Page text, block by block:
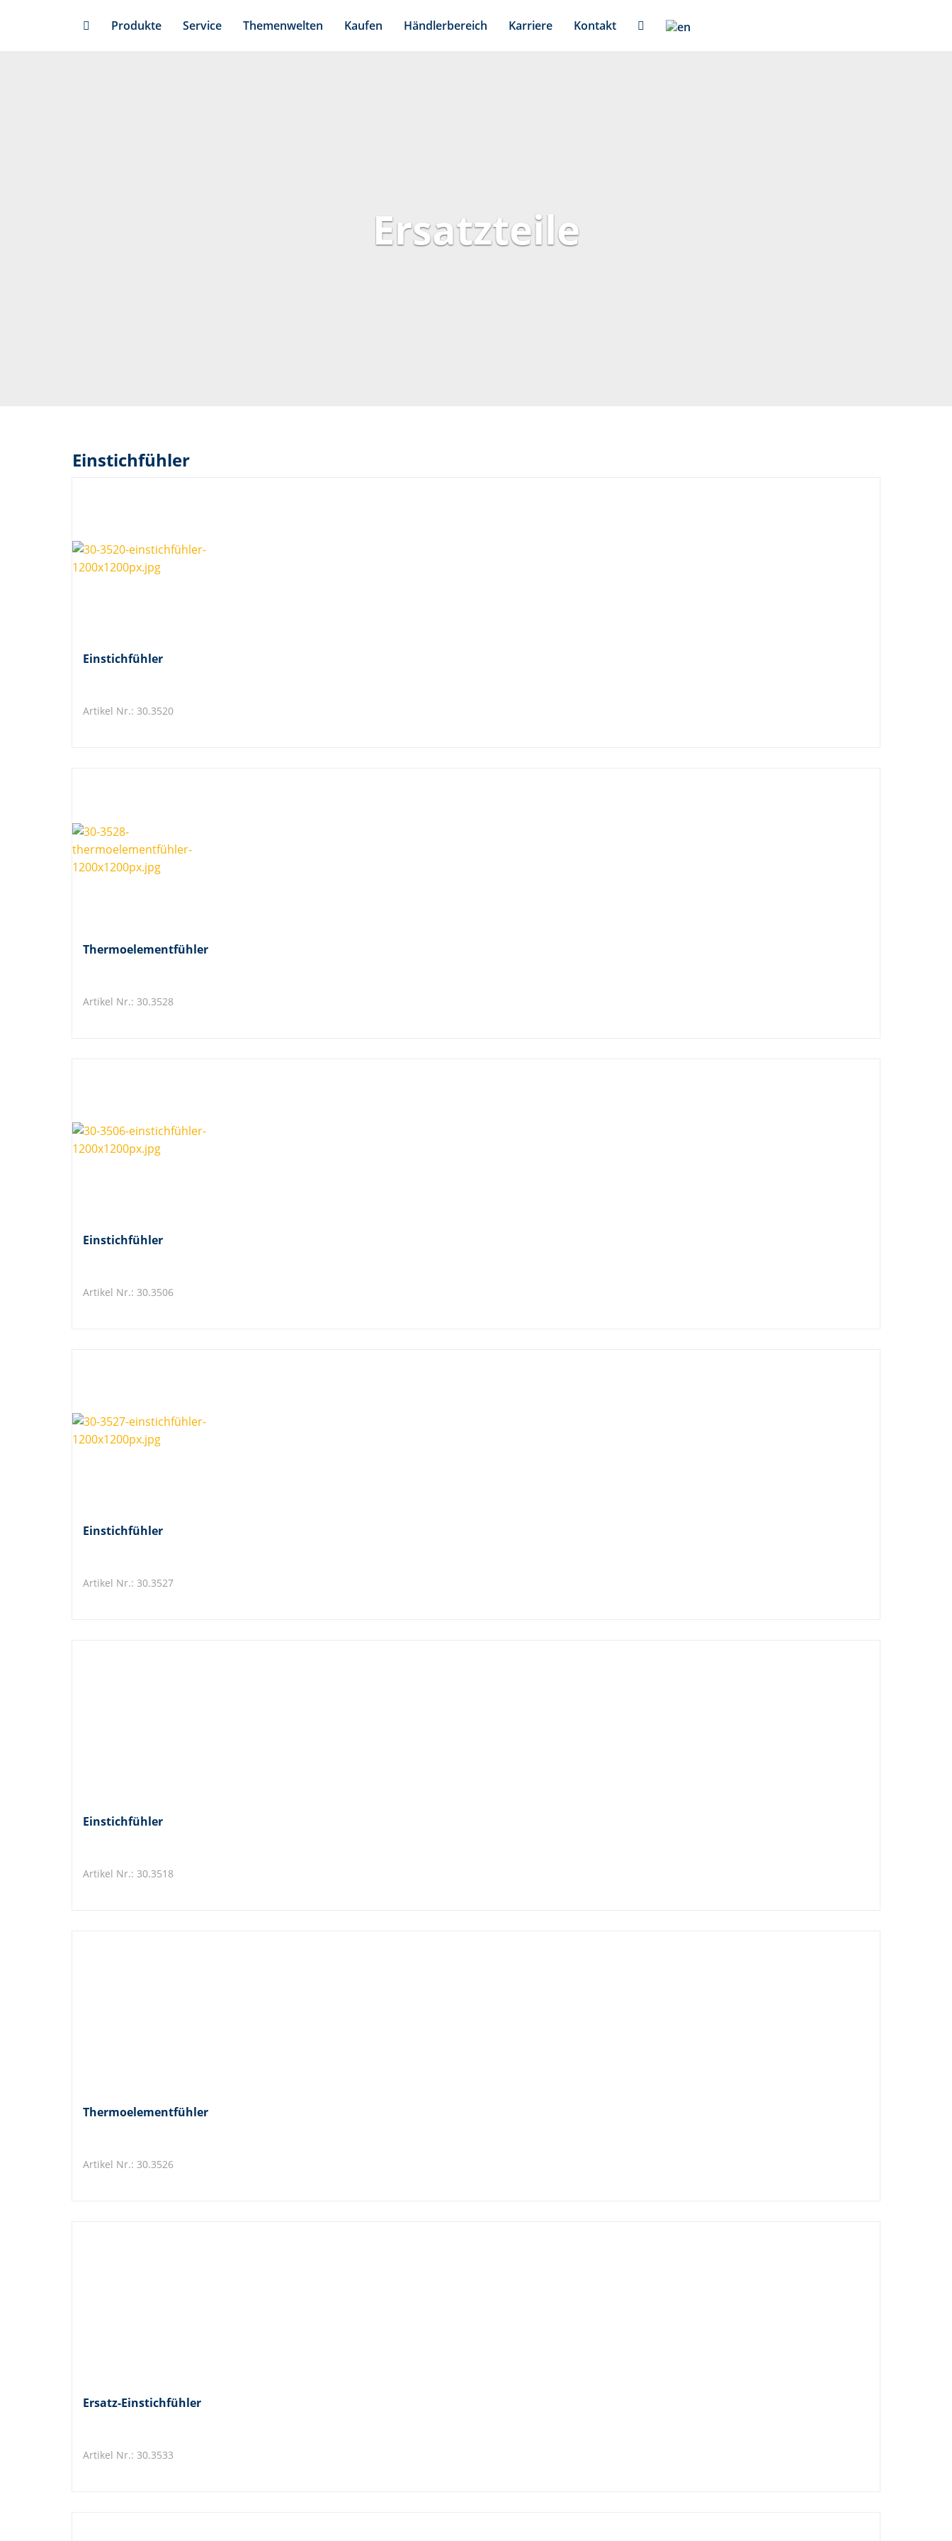
Produkte Service Themenwelten Kaufen Händlerbereich Karriere Kontakt
Ersatzteile
Einstichfühler
Einstichfühler
Artikel Nr.: 30.3520
Thermoelementfühler
Artikel Nr.: 30.3528
Einstichfühler
Artikel Nr.: 30.3506
Einstichfühler
Artikel Nr.: 30.3527
Einstichfühler
Artikel Nr.: 30.3518
Thermoelementfühler
Artikel Nr.: 30.3526
Ersatz-Einstichfühler
Artikel Nr.: 30.3533